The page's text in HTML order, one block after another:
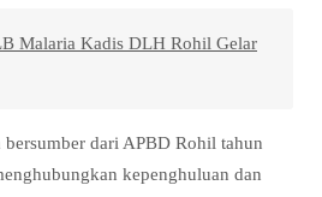
Malaria Kadis DLH Rohil Gelar
bersumber dari APBD Rohil tahun
kepenghuluan dan